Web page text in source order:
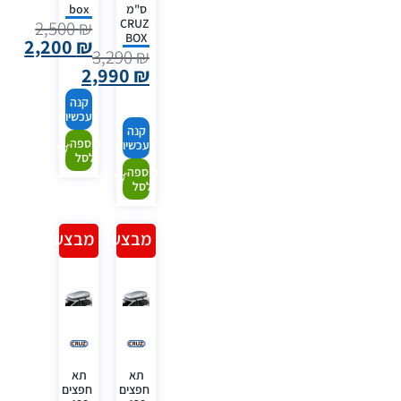
ס"מ
CRUZ
BOX
3,290₪
2,990 ₪
קנה
עכשיו
הוספה
לסל
box
2,500₪
2,200 ₪
קנה
עכשיו
הוספה
לסל
תא
חפצים
מבצע!
תא
חפצים
מבצע!